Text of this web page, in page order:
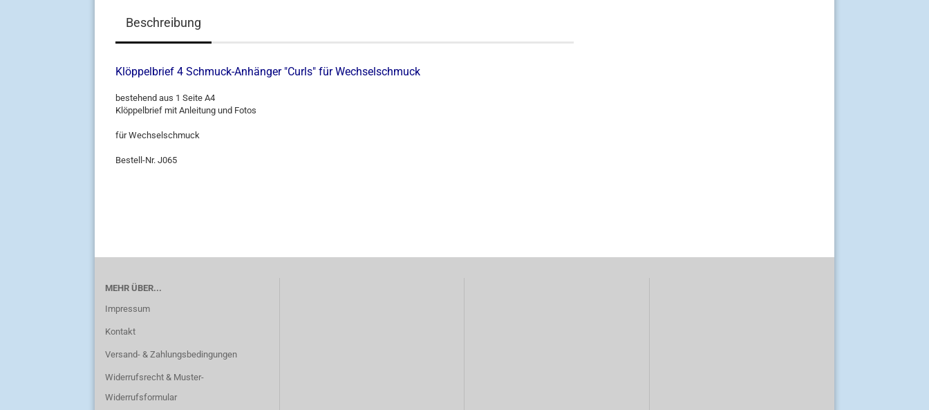
Beschreibung
Klöppelbrief 4 Schmuck-Anhänger "Curls" für Wechselschmuck
bestehend aus 1 Seite A4
Klöppelbrief mit Anleitung und Fotos
für Wechselschmuck
Bestell-Nr. J065
MEHR ÜBER...
Impressum
Kontakt
Versand- & Zahlungsbedingungen
Widerrufsrecht & Muster-
Widerrufsformular